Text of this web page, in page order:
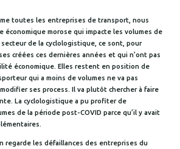
toutes les entreprises de transport, nous
économique morose qui impacte les volumes de
de la cyclologistique, ce sont, pour
créées ces dernières années et qui n’ont pas
économique. Elles restent en position de
qui a moins de volumes ne va pas
ses process. Il va plutôt chercher à faire
La cyclologistique a pu profiter de
de la période post-COVID parce qu’il y avait
regarde les défaillances des entreprises du